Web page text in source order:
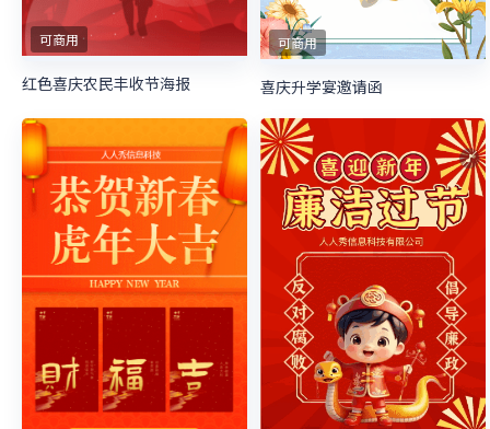
可商用
红色喜庆农民丰收节海报
可商用
喜庆升学宴邀请函